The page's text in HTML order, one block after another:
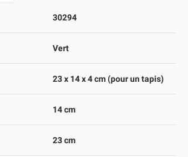
30294
Vert
23 x 14 x 4 cm (pour un tapis)
14 cm
23 cm